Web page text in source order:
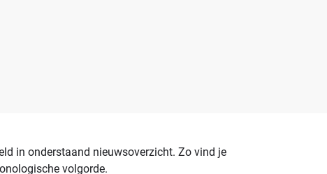
in onderstaand nieuwsoverzicht. Zo vind je
volgorde.